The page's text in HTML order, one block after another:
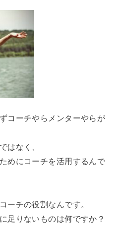
コーチやらメンターやらが
はなく、
めにコーチを活用するんで
ーチの役割なんです。
足りないものは何ですか？